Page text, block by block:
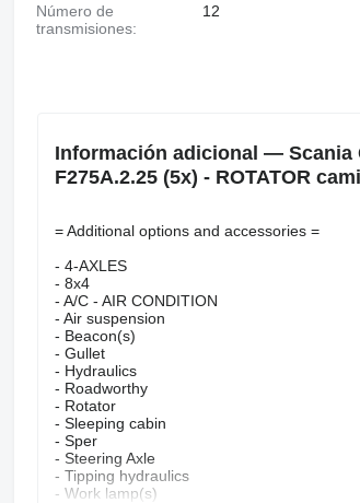
Número de
transmisiones:
12
Información adicional — Scania
F275A.2.25 (5x) - ROTATOR
= Additional options and accessories =
- 4-AXLES
- 8x4
- A/C - AIR CONDITION
- Air suspension
- Beacon(s)
- Gullet
- Hydraulics
- Roadworthy
- Rotator
- Sleeping cabin
- Sper
- Steering Axle
- Tipping hydraulics
- Work lamp(s)